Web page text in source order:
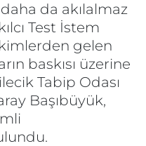
da akılalmaz
Test İstem
gelen
baskısı üzerine
Tabip Odası
Başıbüyük,